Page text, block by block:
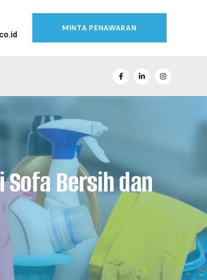
MINTA PENAWARAN
Bersih dan